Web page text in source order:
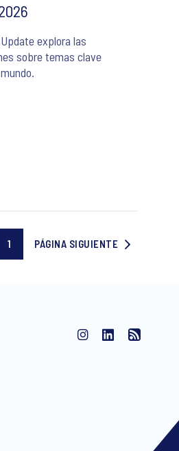
explora las
sobre temas clave
Current
page
1
PÁGINA
PÁGINA SIGUIENTE